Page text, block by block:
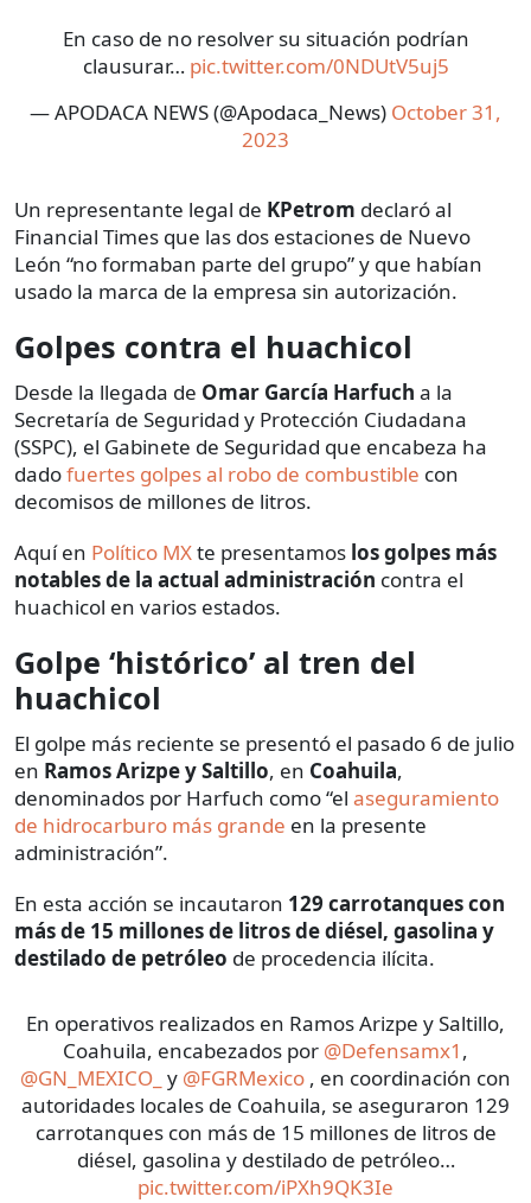
En caso de no resolver su situación podrían
clausurar… pic.twitter.com/0NDUtV5uj5
— APODACA NEWS (@Apodaca_News) October 31,
2023
Un representante legal de KPetrom declaró al
Financial Times que las dos estaciones de Nuevo
León “no formaban parte del grupo” y que habían
usado la marca de la empresa sin autorización.
Golpes contra el huachicol
Desde la llegada de Omar García Harfuch a la
Secretaría de Seguridad y Protección Ciudadana
(SSPC), el Gabinete de Seguridad que encabeza ha
dadofuertes golpes al robo de combustible con
decomisos de millones de litros.
Aquí en Político MXte presentamos los golpes más
notables de la actual administración contra el
huachicol en varios estados.
Golpe ‘histórico’ al tren del
huachicol
El golpe más reciente se presentó el pasado 6 de julio
en Ramos Arizpe y Saltillo, en Coahuila,
denominados por Harfuch como “el aseguramiento
de hidrocarburo más grande en la presente
administración”.
En esta acción se incautaron 129 carrotanques con
más de 15 millones de litros de diésel, gasolina y
destilado de petróleo de procedencia ilícita.
En operativos realizados en Ramos Arizpe y Saltillo,
Coahuila, encabezados por @Defensamx1 ,
@GN_MEXICO_ y @FGRMexico , en coordinación con
autoridades locales de Coahuila, se aseguraron 129
carrotanques con más de 15 millones de litros de
diésel, gasolina y destilado de petróleo…
pic.twitter.com/iPXh9QK3Ie